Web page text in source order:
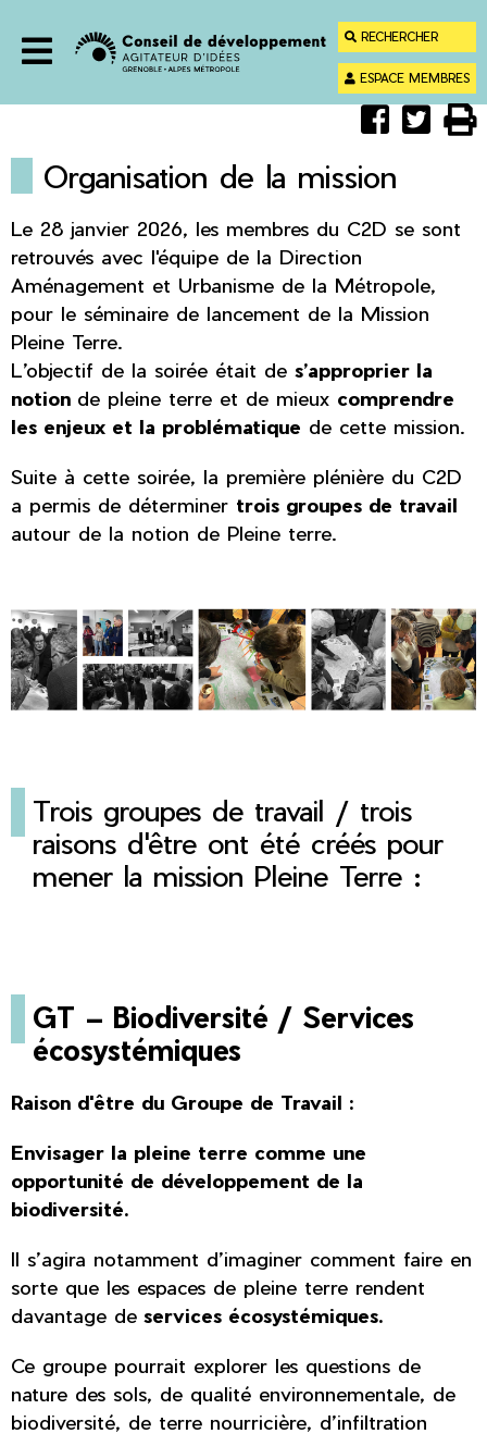
Recherche
RECHERCHER
ESPACE MEMBRES
Partager
sur

sur
 
Organisation de la mission
Le 28 janvier 2026, les membres du C2D se sont
retrouvés avec l'équipe de la Direction
Aménagement et Urbanisme de la Métropole,
pour le séminaire de lancement de la Mission
Pleine Terre.
L’objectif de la soirée était de s’approprier la
notion de pleine terre et de mieux comprendre
les enjeux et la problématique de cette mission.
Suite à cette soirée, la première plénière du C2D
a permis de déterminer trois groupes de travail
autour de la notion de Pleine terre.
Trois groupes de travail / trois
raisons d'être ont été créés pour
mener la mission Pleine Terre :
GT – Biodiversité / Services
écosystémiques
Raison d'être du Groupe de Travail :
Envisager la pleine terre comme une
opportunité de développement de la
biodiversité.
Il s’agira notamment d’imaginer comment faire en
sorte que les espaces de pleine terre rendent
davantage de services écosystémiques.
Ce groupe pourrait explorer les questions de
nature des sols, de qualité environnementale, de
biodiversité, de terre nourricière, d’infiltration